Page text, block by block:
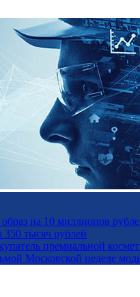
на 10 миллионов
350 тысяч рублей
премиальной
Московской неделе